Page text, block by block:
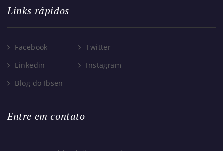
Links rápidos
Facebook
Linkedin
Blog do Ibsen
Twitter
Instagram
Entre em contato